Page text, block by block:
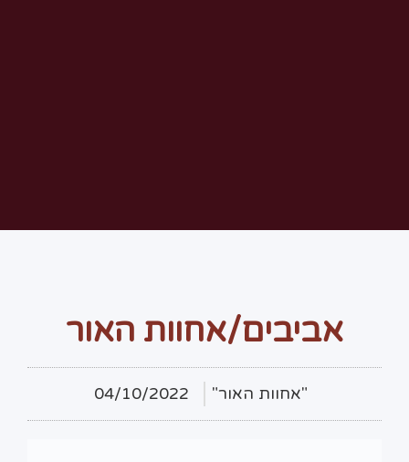
אביבים/אחוות האור
"אחוות האור" 04/10/2022